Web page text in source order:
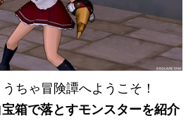
ちゃ冒険譚へようこそ！
箱で落とすモンスターを紹介